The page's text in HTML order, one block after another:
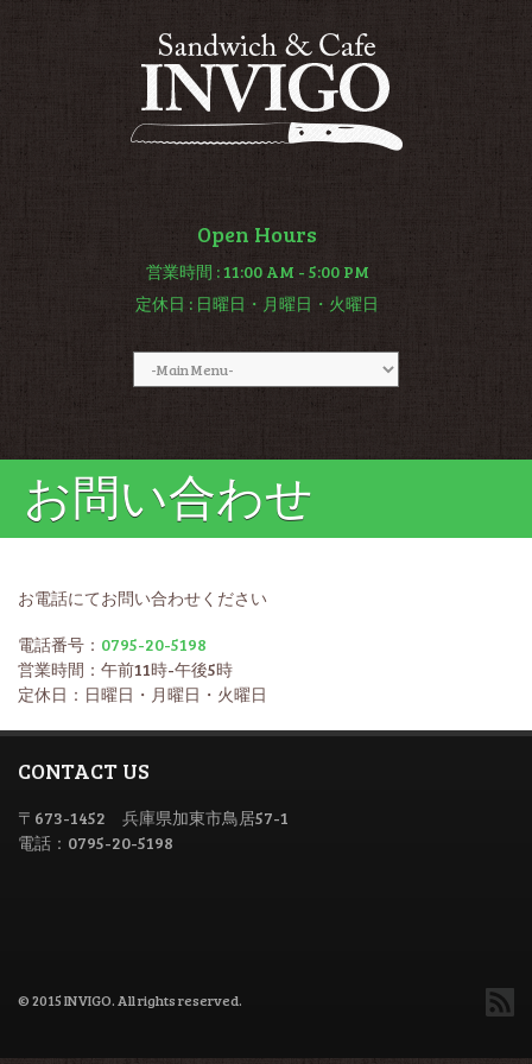
Open Hours
営業時間 : 11:00 AM - 5:00 PM
定休日 : 日曜日・月曜日・火曜日
お問い合わせ
お電話にてお問い合わせください
電話番号： 0795-20-5198
営業時間：午前11時-午後5時
定休日：日曜日・月曜日・火曜日
CONTACT US
〒673-1452 兵庫県加東市鳥居57-1
電話：0795-20-5198
© 2015 INVIGO. All rights reserved.